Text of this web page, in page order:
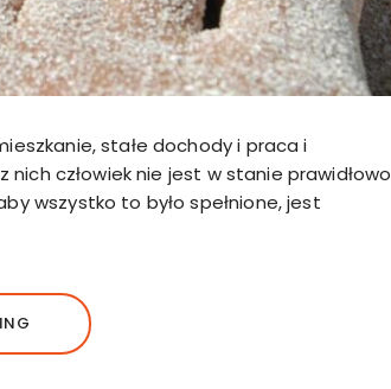
stałe dochody i praca i
człowiek nie jest w stanie prawidłowo
wszystko to było spełnione, jest